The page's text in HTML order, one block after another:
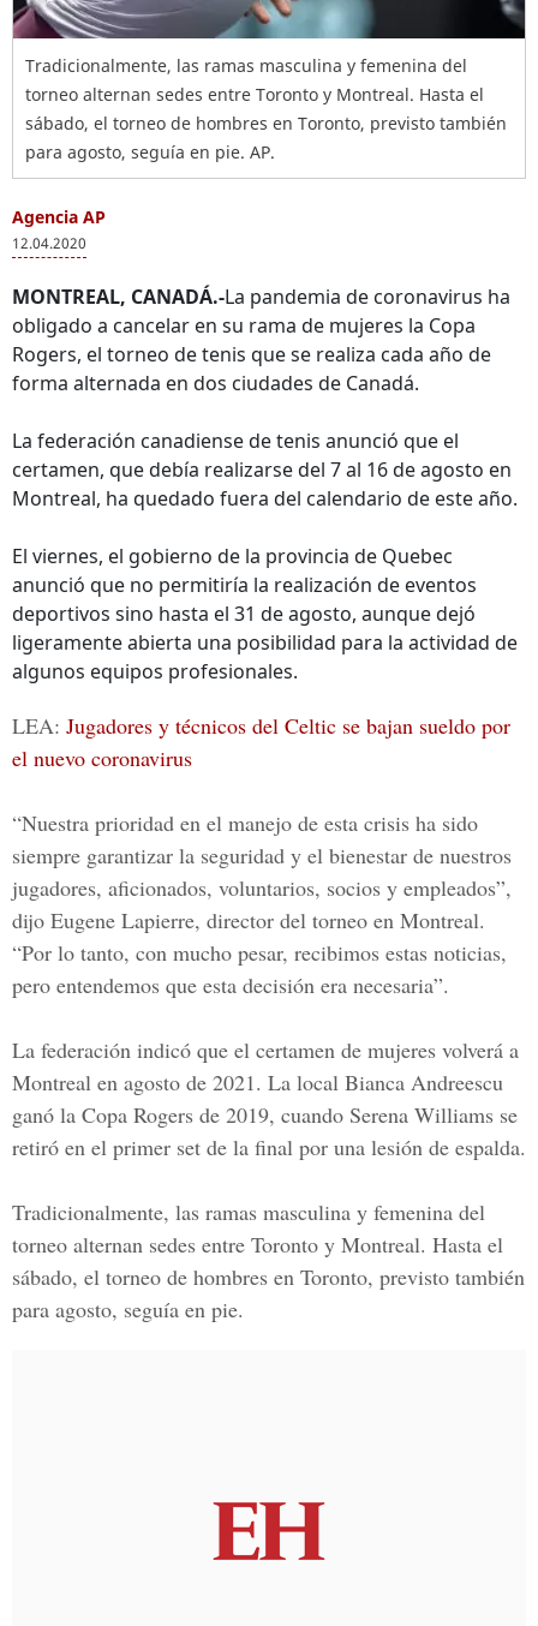
Tradicionalmente, las ramas masculina y femenina del
torneo alternan sedes entre Toronto y Montreal. Hasta el
sábado, el torneo de hombres en Toronto, previsto también
para agosto, seguía en pie. AP.
Agencia AP
12.04.2020
MONTREAL, CANADÁ.-La pandemia de coronavirus ha
obligado a cancelar en su rama de mujeres la Copa
Rogers, el torneo de tenis que se realiza cada año de
forma alternada en dos ciudades de Canadá.
La federación canadiense de tenis anunció que el
certamen, que debía realizarse del 7 al 16 de agosto en
Montreal, ha quedado fuera del calendario de este año.
El viernes, el gobierno de la provincia de Quebec
anunció que no permitiría la realización de eventos
deportivos sino hasta el 31 de agosto, aunque dejó
ligeramente abierta una posibilidad para la actividad de
algunos equipos profesionales.
LEA: Jugadores y técnicos del Celtic se bajan sueldo por
el nuevo coronavirus
“Nuestra prioridad en el manejo de esta crisis ha sido
siempre garantizar la seguridad y el bienestar de nuestros
jugadores, aficionados, voluntarios, socios y empleados”,
dijo Eugene Lapierre, director del torneo en Montreal.
“Por lo tanto, con mucho pesar, recibimos estas noticias,
pero entendemos que esta decisión era necesaria”.
La federación indicó que el certamen de mujeres volverá a
Montreal en agosto de 2021. La local Bianca Andreescu
ganó la Copa Rogers de 2019, cuando Serena Williams se
retiró en el primer set de la final por una lesión de espalda.
Tradicionalmente, las ramas masculina y femenina del
torneo alternan sedes entre Toronto y Montreal. Hasta el
sábado, el torneo de hombres en Toronto, previsto también
para agosto, seguía en pie.